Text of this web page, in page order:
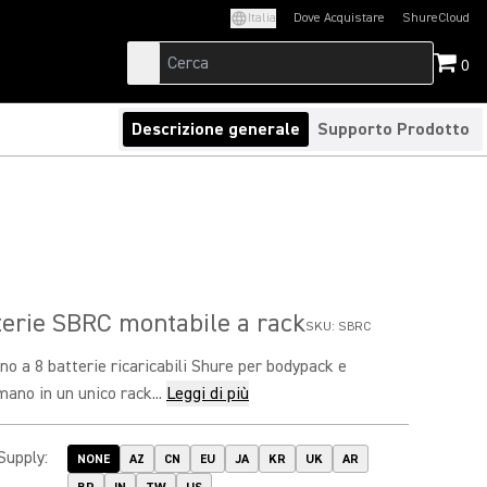
Italia Dove Acquistare ShureCloud
(Opens in a new
0
Descrizione generale Supporto Prodotto
SBRC montabile a rackSKU: SBRC
a 8 batterie ricaricabili Shure per bodypack e
in un unico rack... Leggi di più
: NONE AZ CN EU JA KR UK
AR